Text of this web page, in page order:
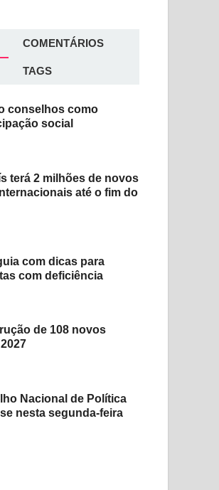
COMENTÁRIOS
TAGS
conselhos como
social
terá 2 milhões de novos
até o fim do
com dicas para
com deficiência
de 108 novos
Nacional de Política
nesta segunda-feira